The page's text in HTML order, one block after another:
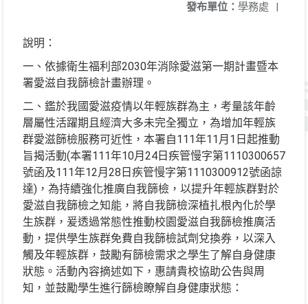
發布單位： 學務處 |
說明：
一、依據衛生福利部2030年消除愛滋第一期計畫暨本
署愛滋自我篩檢計畫辦理。
二、鑑於我國愛滋疫情以年輕族群為主，考量該年齡
層屬性活躍期且經濟大多未完全獨立，為增加年輕族
群愛滋篩檢服務可近性，本署自111年11月1日起推動
旨揭活動(本署111年10月24日疾管慢字第1110300657
號函及111年12月28日疾管慢字第1110300912號函諒
達)，為持續強化推廣自我篩檢，以提升年輕族群對於
愛滋自我篩檢之知能，將自我篩檢深植扎根內化於學
生族群，爰透過常態性推動校園愛滋自我篩檢推廣活
動，提供學生族群免費自我篩檢試劑兌換券，以深入
觸及年輕族群，鼓勵有篩檢需求之學生了解自身健康
狀態。活動內容摘述如下，惠請貴校協助公告與周
知，並鼓勵學生進行篩檢瞭解自身健康狀態：